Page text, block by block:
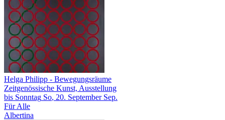
Helga Philipp - Bewegungsräume
Zeitgenössische Kunst, Ausstellung
bis Sonntag So, 20. September Sep.
Für Alle
Albertina